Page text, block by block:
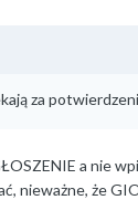
za
a nie
nieważne, że